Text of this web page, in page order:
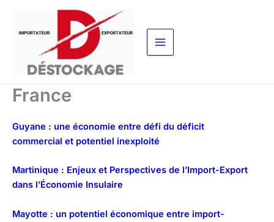
contenu
France
Guyane : une économie entre défi du déficit
commercial et potentiel inexploité
Martinique : Enjeux et Perspectives de l’Import-Export
dans l’Économie Insulaire
Mayotte : un potentiel économique entre import-